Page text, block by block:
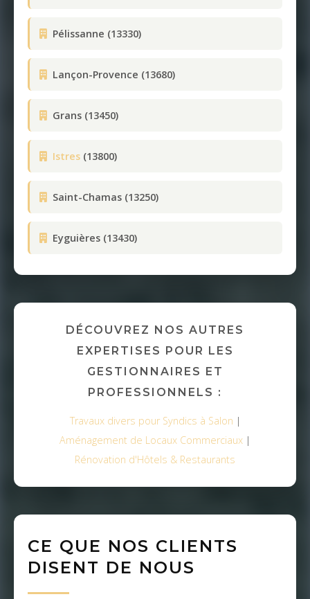
Pélissanne (13330)
Lançon-Provence (13680)
Grans (13450)
Istres (13800)
Saint-Chamas (13250)
Eyguières (13430)
DÉCOUVREZ NOS AUTRES
EXPERTISES POUR LES
GESTIONNAIRES ET
PROFESSIONNELS :
Travaux divers pour Syndics à Salon |
Aménagement de Locaux Commerciaux |
Rénovation d'Hôtels & Restaurants
CE QUE NOS CLIENTS
DISENT DE NOUS